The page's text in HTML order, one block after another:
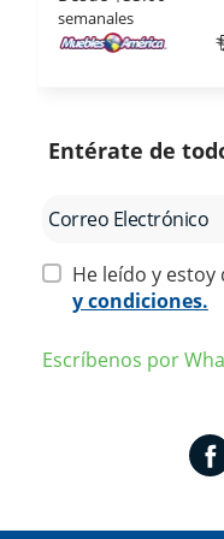
semanales
Entérate de
He leído y
y condiciones.
Escríbenos por